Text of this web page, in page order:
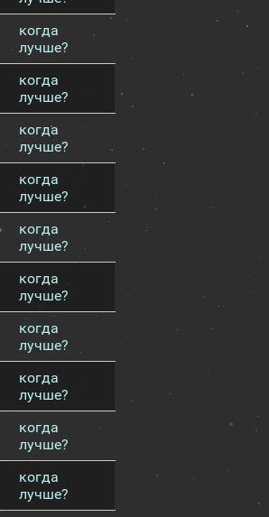
когда
лучше?
когда
лучше?
когда
лучше?
когда
лучше?
когда
лучше?
когда
лучше?
когда
лучше?
когда
лучше?
когда
лучше?
когда
лучше?